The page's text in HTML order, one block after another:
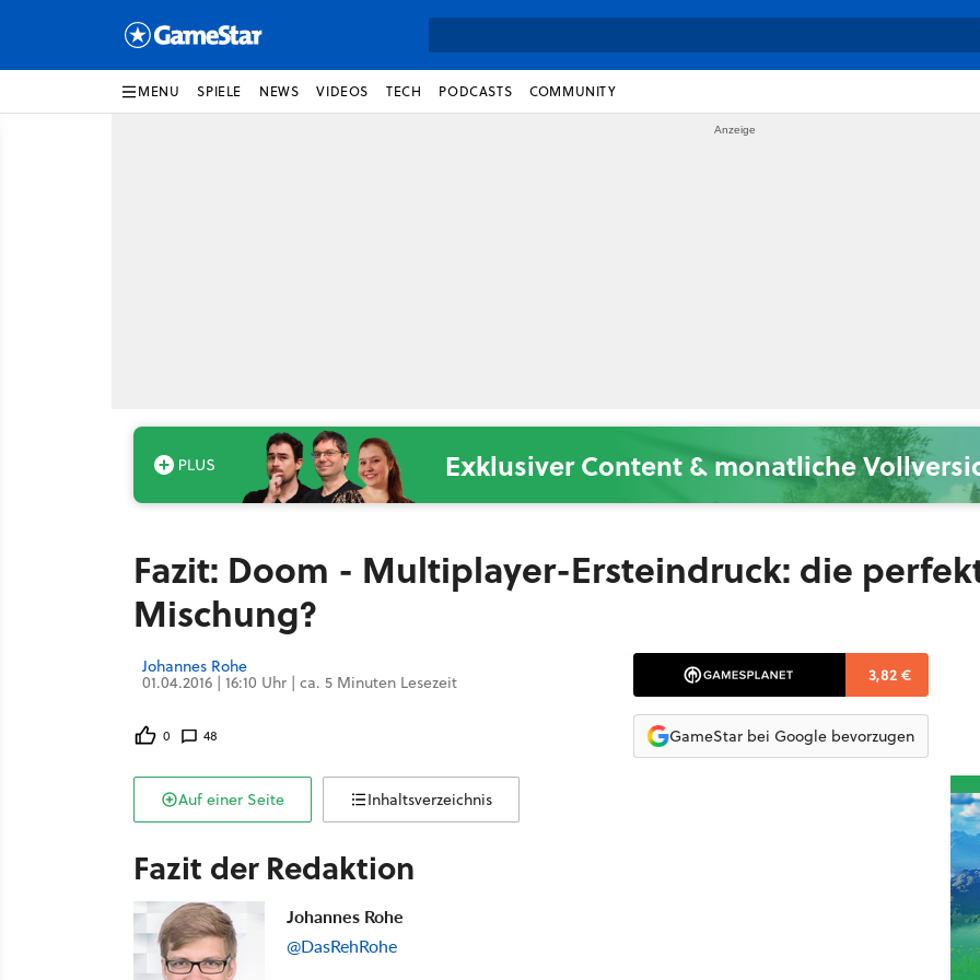
MENU SPIELE NEWS VIDEOS TECH PODCASTS COMMUNITY
Exklusiver Content & monatliche
Fazit: Doom - Multiplayer-Ersteindruck: die
Mischung?
Johannes Rohe
01.04.2016 | 16:10 Uhr | ca. 5 Minuten Lesezeit
0 48
3,82 €
GameStar bei Google bevorzugen
Auf einer Seite Inhaltsverzeichnis
Fazit der Redaktion
Johannes Rohe
@DasRehRohe